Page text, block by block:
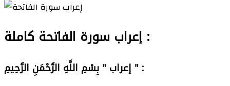
إعراب سورة الفاتحة كاملة :
إعراب " بِسْمِ اللَّهِ الرَّحْمَنِ الرَّحِيمِ " :